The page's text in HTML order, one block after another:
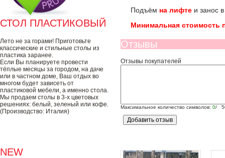
СТОЛ ПЛАСТИКОВЫЙ
Лето не за горами! Приготовьте
классические и стильные столы из
пластика заранее.
Если Вы планируете провести
тёплые месяцы за городом, на даче
или в частном доме, Ваш отдых во
многом будет зависеть от
пластиковой мебели, а именно стола.
Мы продаем столы в 3-х цветовых
решениях: белый, зеленый или кофе.
(Производство: Италия)
NEW
Подъём на лифте и занос
Минимальная стоимость
Отзывы
Отзывы покупателей
Максимальное количество символов: 0/